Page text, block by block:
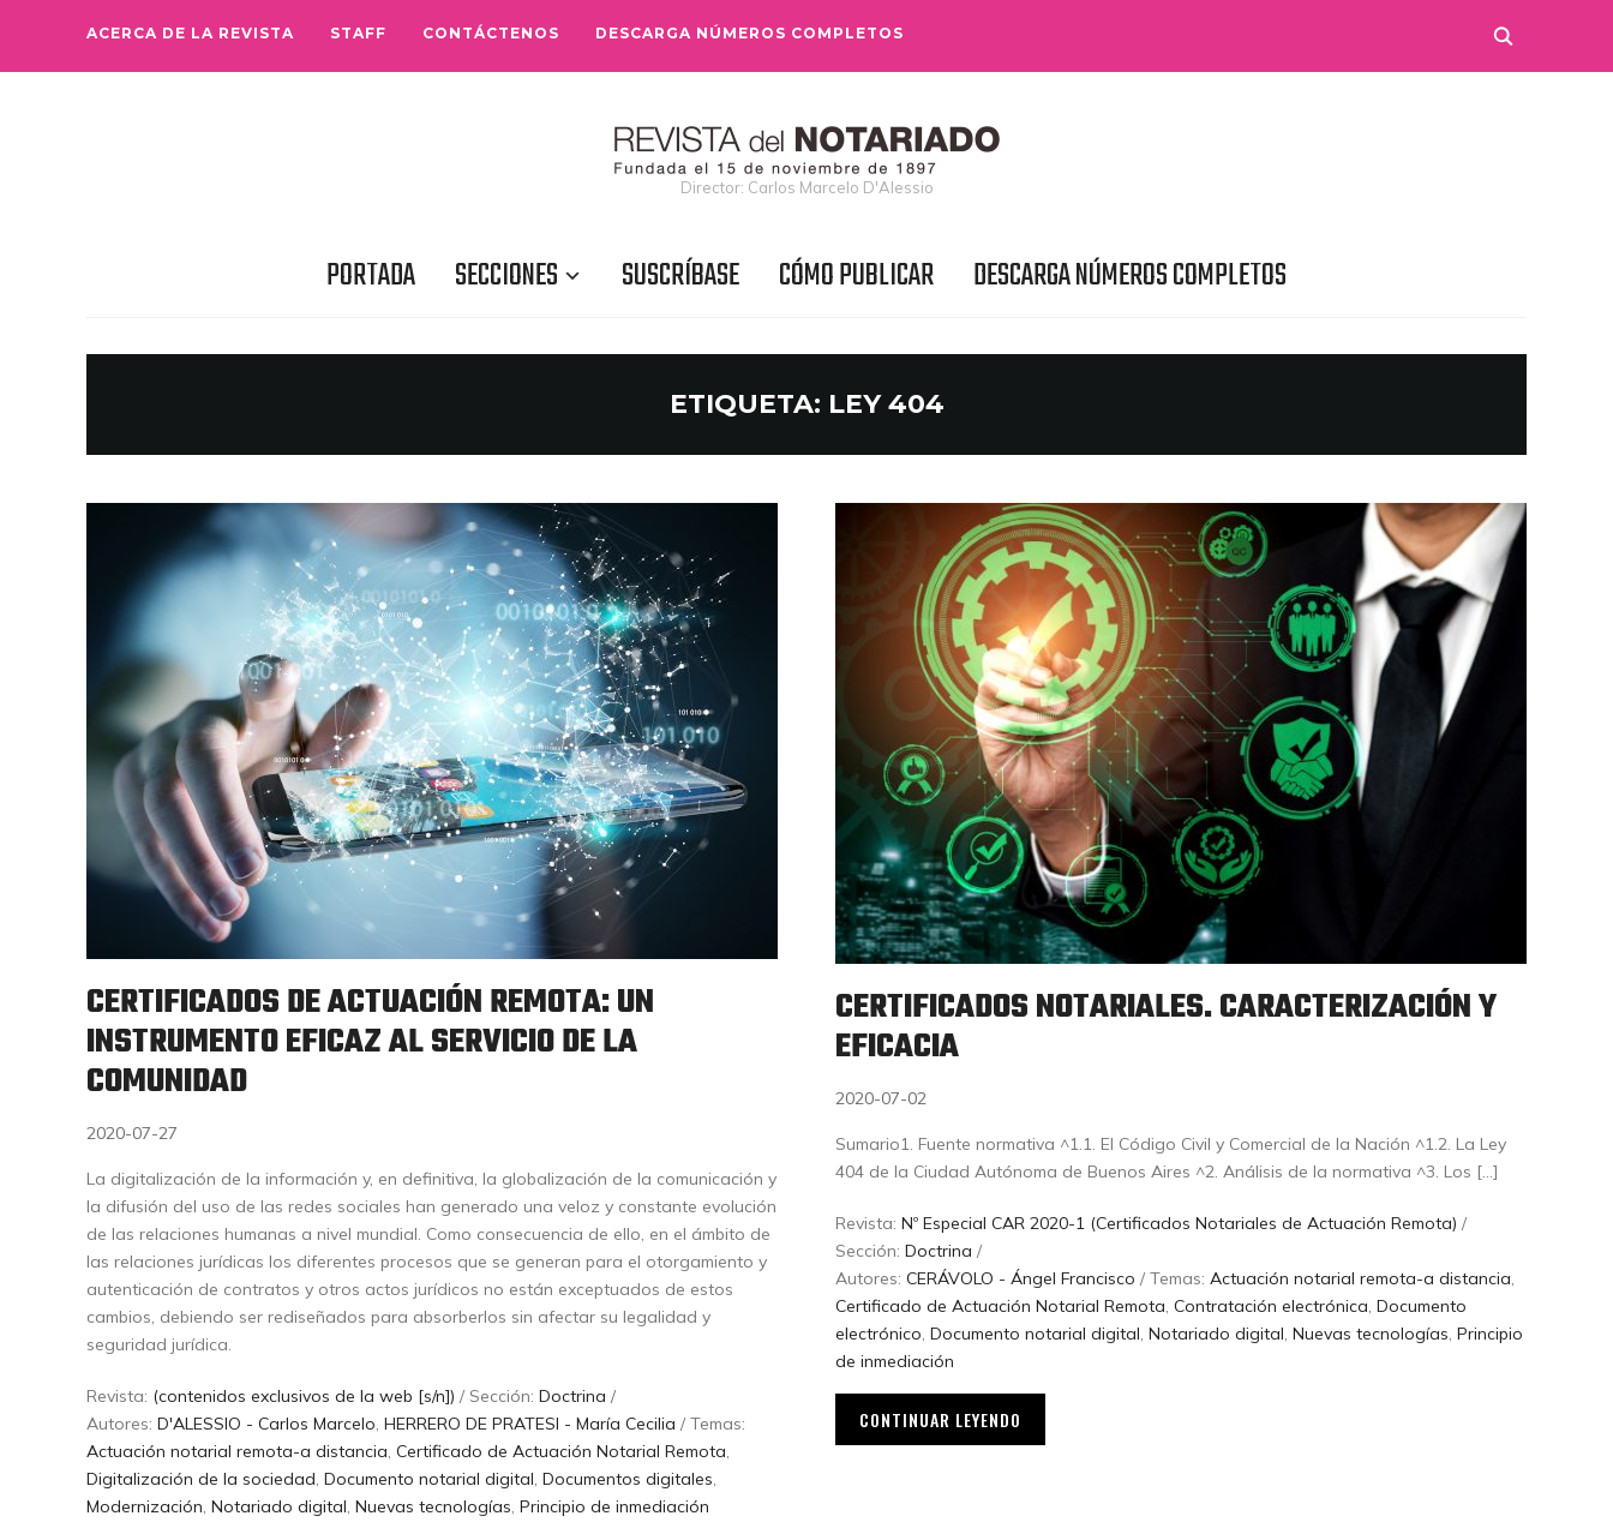
ACERCA DE LA REVISTA STAFF CONTÁCTENOS DESCARGA NÚMEROS COMPLETOS
Director: Carlos Marcelo D'Alessio
PORTADA SECCIONES SUSCRÍBASE CÓMO PUBLICAR DESCARGA NÚMEROS COMPLETOS
ETIQUETA: LEY 404
CERTIFICADOS DE ACTUACIÓN REMOTA: UN
INSTRUMENTO EFICAZ AL SERVICIO DE LA
COMUNIDAD
2020-07-27
La digitalización de la información y, en definitiva, la globalización de la comunicación y
la difusión del uso de las redes sociales han generado una veloz y constante evolución
de las relaciones humanas a nivel mundial. Como consecuencia de ello, en el ámbito de
las relaciones jurídicas los diferentes procesos que se generan para el otorgamiento y
autenticación de contratos y otros actos jurídicos no están exceptuados de estos
cambios, debiendo ser rediseñados para absorberlos sin afectar su legalidad y
seguridad jurídica.
Revista: (contenidos exclusivos de la web [s/n]) / Sección: Doctrina /
Autores: D'ALESSIO - Carlos Marcelo, HERRERO DE PRATESI - María Cecilia / Temas:
Actuación notarial remota-a distancia, Certificado de Actuación Notarial Remota,
Digitalización de la sociedad, Documento notarial digital, Documentos digitales,
Modernización, Notariado digital, Nuevas tecnologías, Principio de inmediación
CERTIFICADOS NOTARIALES. CARACTERIZACIÓN Y
EFICACIA
2020-07-02
Sumario1. Fuente normativa ^1.1. El Código Civil y Comercial de la Nación ^1.2. La Ley
404 de la Ciudad Autónoma de Buenos Aires ^2. Análisis de la normativa ^3. Los […]
Revista: Nº Especial CAR 2020-1 (Certificados Notariales de Actuación Remota) /
Sección: Doctrina /
Autores: CERÁVOLO - Ángel Francisco / Temas: Actuación notarial remota-a distancia,
Certificado de Actuación Notarial Remota, Contratación electrónica, Documento
electrónico, Documento notarial digital, Notariado digital, Nuevas tecnologías, Principio
de inmediación
CONTINUAR LEYENDO